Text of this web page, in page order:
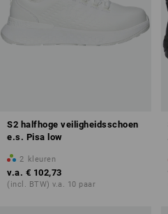
S2 halfhoge veiligheidsschoen
e.s. Pisa low
2 kleuren
v.a. € 102,73
(incl. BTW) v.a. 10 paar